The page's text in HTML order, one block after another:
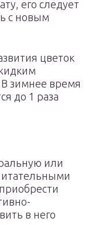
его следует
с новым
цветок
зимнее время
до 1 раза
или
в него